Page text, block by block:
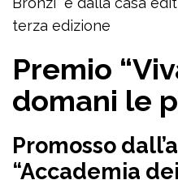
terza edizione
Premio
domani le
Promosso
“Accademia